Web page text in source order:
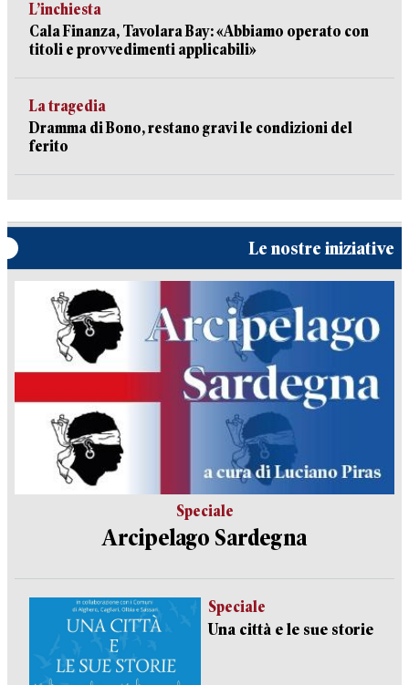
L’inchiesta
Cala Finanza, Tavolara Bay: «Abbiamo operato con
titoli e provvedimenti applicabili»
La tragedia
Dramma di Bono, restano gravi le condizioni del
ferito
Le nostre iniziative
Speciale
Arcipelago Sardegna
Speciale
Una città e le sue storie